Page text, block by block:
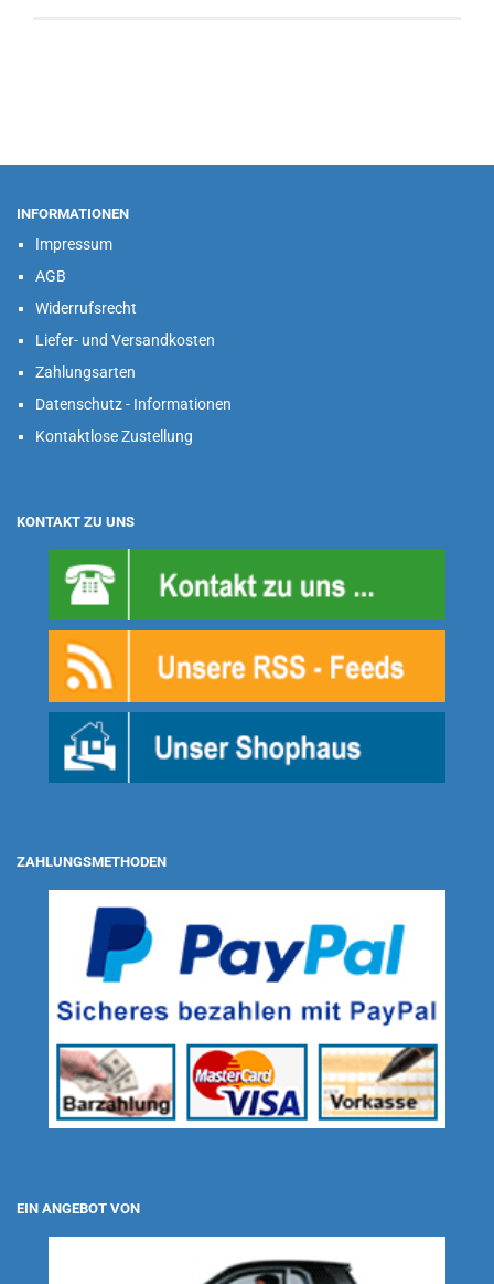
INFORMATIONEN
Impressum
AGB
Widerrufsrecht
Liefer- und Versandkosten
Zahlungsarten
Datenschutz - Informationen
Kontaktlose Zustellung
KONTAKT ZU UNS
ZAHLUNGSMETHODEN
EIN ANGEBOT VON